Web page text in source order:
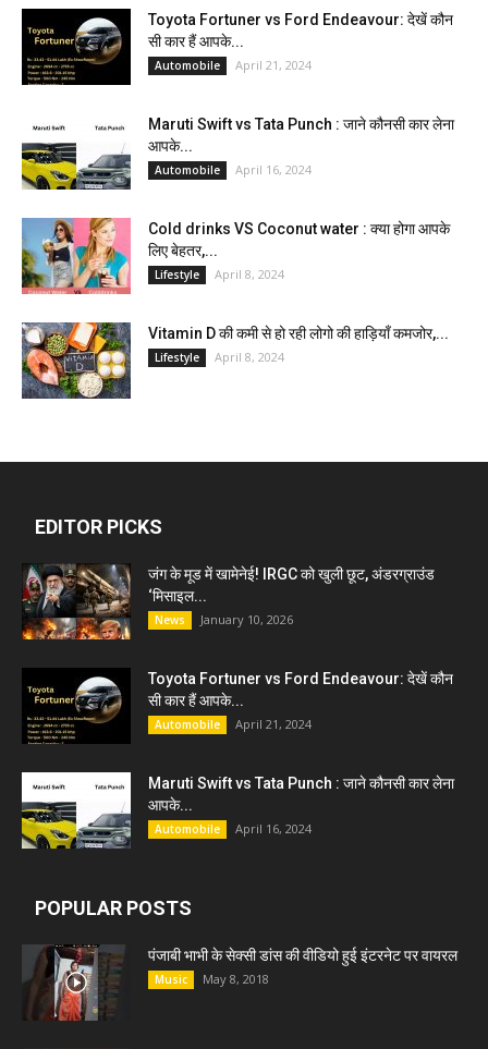
Toyota Fortuner vs Ford Endeavour: देखें कौन
सी कार हैं आपके...
Automobile April 21, 2024
Maruti Swift vs Tata Punch : जाने कौनसी कार लेना
आपके...
Automobile April 16, 2024
Cold drinks VS Coconut water : क्या होगा आपके
लिए बेहतर,...
Lifestyle April 8, 2024
Vitamin D की कमी से हो रही लोगो की हाड़ियाँ कमजोर,...
Lifestyle April 8, 2024
EDITOR PICKS
जंग के मूड में खामेनेई! IRGC को खुली छूट, अंडरग्राउंड
‘मिसाइल...
News January 10, 2026
Toyota Fortuner vs Ford Endeavour: देखें कौन
सी कार हैं आपके...
Automobile April 21, 2024
Maruti Swift vs Tata Punch : जाने कौनसी कार लेना
आपके...
Automobile April 16, 2024
POPULAR POSTS
पंजाबी भाभी के सेक्सी डांस की वीडियो हुई इंटरनेट पर वायरल
Music May 8, 2018